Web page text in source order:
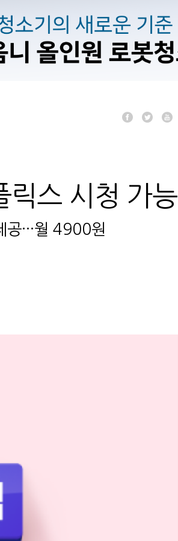
릭스 시청 가능
···월 4900원